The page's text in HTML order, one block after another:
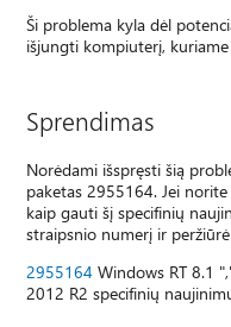
Ši problema kyla dėl
išjungti kompiuterį,
Sprendimas
Norėdami išspręsti šią
paketas 2955164. Jei
kaip gauti šį specifinių
straipsnio numerį ir
2955164 Windows RT 8.1
2012 R2 specifinių